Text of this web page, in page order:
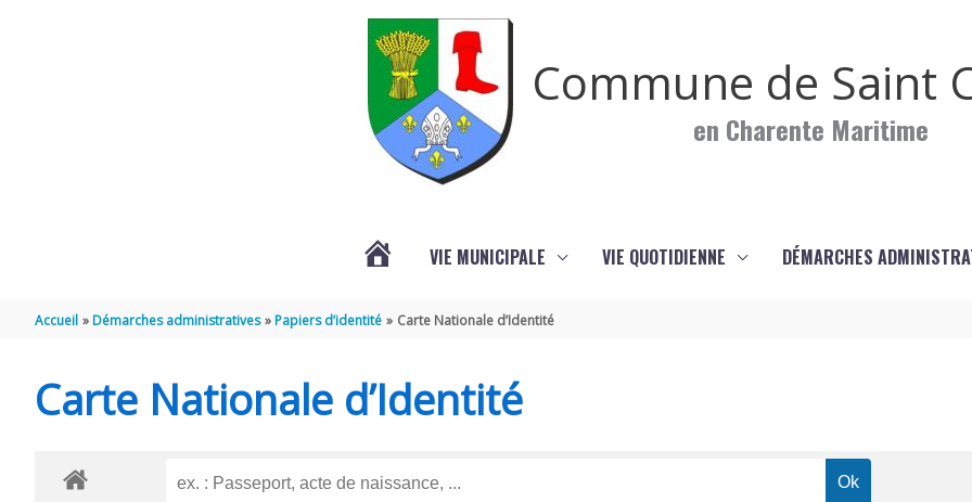
Commune de Saint
en Charente Maritime
VIE MUNICIPALE VIE QUOTIDIENNE DÉMARCHES
Accueil Démarches administratives Papiers d’identité Carte Nationale d’Identité
Carte Nationale d’Identité